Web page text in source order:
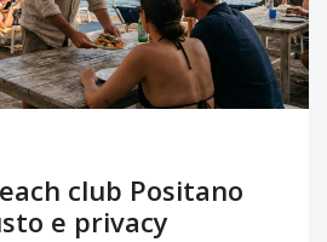
club Positano
e privacy